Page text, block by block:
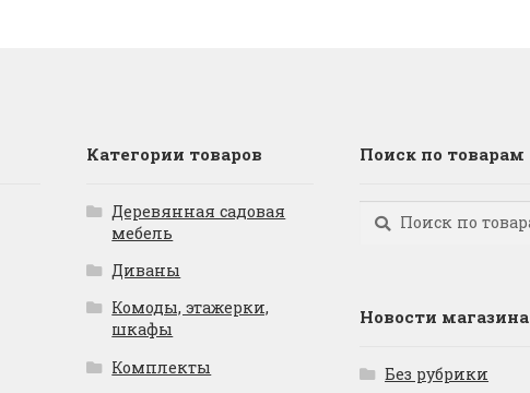
Категории товаров
Деревянная садовая
мебель
Диваны
Комоды, этажерки,
шкафы
Комплекты
Поиск по товарам
Искать:
Поиск
Новости магазина
Без рубрики